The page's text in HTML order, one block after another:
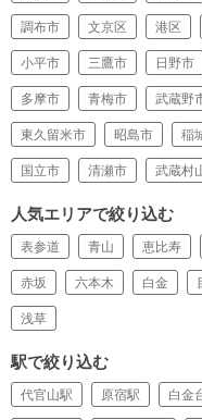
調布市 文京区 港区
小平市 三鷹市 日野市
多摩市 青梅市 武蔵野
東久留米市 昭島市 稲
国立市 清瀬市 武蔵村
人気エリアで絞り込む
表参道 青山 恵比寿
赤坂 六本木 白金
浅草
駅で絞り込む
代官山駅 原宿駅 白金